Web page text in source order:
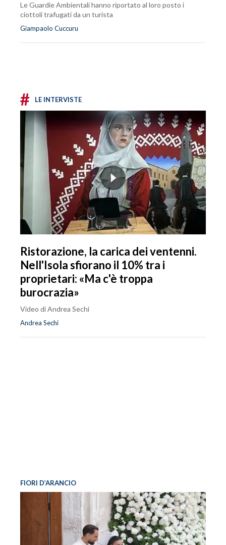
Le Guardie Ambientali hanno riportato al loro posto i
ciottoli trafugati da un turista
Giampaolo Cuccuru
# LE INTERVISTE
Ristorazione, la carica dei ventenni.
Nell'Isola sfiorano il 10% tra i
proprietari: «Ma c'è troppa
burocrazia»
Video di Andrea Sechi
Andrea Sechi
FIORI D’ARANCIO